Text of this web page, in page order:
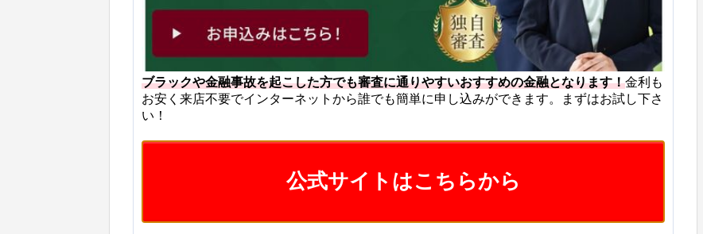
ブラックや金融事故を起こした方でも審査に通りやすいおすすめの金融となります！金利も
お安く来店不要でインターネットから誰でも簡単に申し込みができます。まずはお試し下さ
い！
公式サイトはこちらから